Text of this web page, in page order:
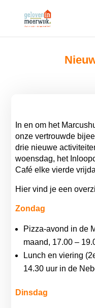
In en om het
onze vertrouwde
drie nieuwe
woensdag, het
Café elke vierde
Hier vind je een
Zondag
Pizza-avond in de
maand, 17.00 –
Lunch en viering (
14.30 uur in de
Dinsdag